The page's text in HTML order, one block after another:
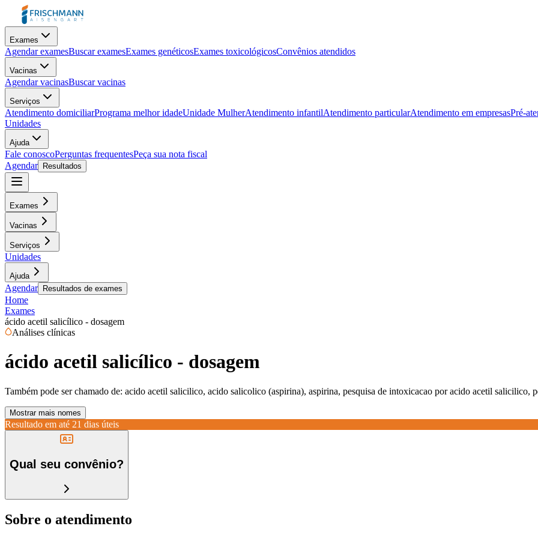
Exames
Agendar examesBuscar examesExames genéticosExames toxicológicosConvênios atendidos
Vacinas
Agendar vacinasBuscar vacinas
Serviços
Atendimento domiciliarPrograma melhor idadeUnidade MulherAtendimento infantilAtendimento particularAtendimento em empresasPré-
Unidades
Ajuda
Fale conoscoPerguntas frequentesPeça sua nota fiscal
Agendar
Resultados
Exames
Vacinas
Serviços
Unidades
Ajuda
Agendar Resultados de exames
Home
Exames
ácido acetil salicílico - dosagem
Análises clínicas
ácido acetil salicílico - dosagem
Também pode ser chamado de: acido acetil salicilico, acido salicolico (aspirina), aspirina, pesquisa de intoxicacao por acido acetil salicilico,
Mostrar mais nomes
Resultado em até 21 dias úteis
Qual seu convênio?
Sobre o atendimento